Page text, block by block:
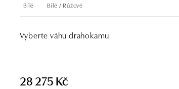
Bílé Bílé / Růžové
Vyberte váhu drahokamu
28 275 Kč